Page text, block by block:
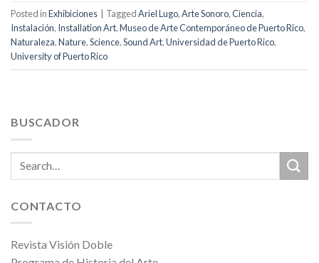
Posted inExhibiciones TaggedAriel Lugo,Arte Sonoro,Ciencia,
Instalación, Installation Art,Museo de Arte Contemporáneo de Puerto Rico,
Naturaleza,Nature,Science,Sound Art,Universidad de Puerto Rico,
University of Puerto Rico
BUSCADOR
CONTACTO
Revista Visión Doble